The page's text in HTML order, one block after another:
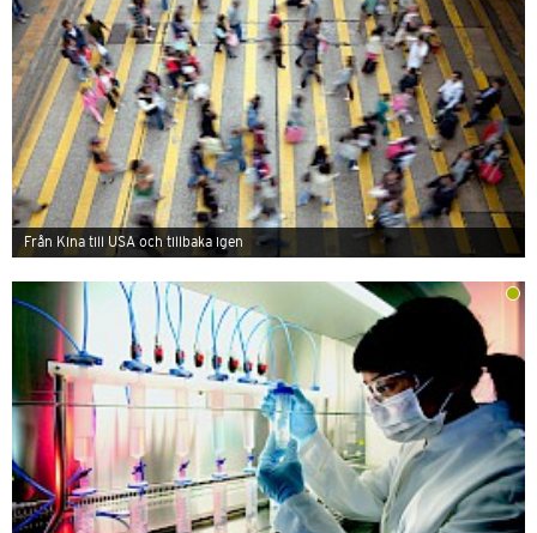
Från Kina till USA och tillbaka igen